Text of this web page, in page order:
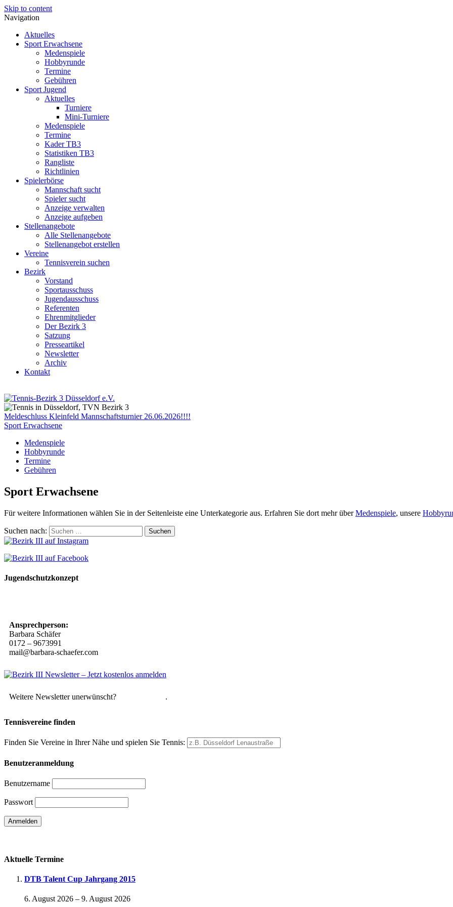
Skip to content
Navigation
Aktuelles
Sport Erwachsene
Medenspiele
Hobbyrunde
Termine
Gebühren
Sport Jugend
Aktuelles
Turniere
Mini-Turniere
Medenspiele
Termine
Kader TB3
Statistiken TB3
Rangliste
Richtlinien
Spielerbörse
Mannschaft sucht
Spieler sucht
Anzeige verwalten
Anzeige aufgeben
Stellenangebote
Alle Stellenangebote
Stellenangebot erstellen
Vereine
Tennisverein suchen
Bezirk
Vorstand
Sportausschuss
Jugendausschuss
Referenten
Ehrenmitglieder
Der Bezirk 3
Satzung
Presseartikel
Newsletter
Archiv
Kontakt
Meldeschluss Kleinfeld Mannschaftsturnier 26.06.2026!!!!
Sport Erwachsene
Medenspiele
Hobbyrunde
Termine
Gebühren
Sport Erwachsene
Für weitere Informationen wählen Sie in der Seitenleiste eine Unterkategorie aus. Erfahren Sie dort mehr überMedenspiele, unsere
Suchen nach:
Jugendschutzkonzept
Ansprechperson:
Barbara Schäfer
0172 – 9673991
mail@barbara-schaefer.com
Weitere Newsletter unerwünscht? .
Tennisvereine finden
Finden Sie Vereine in Ihrer Nähe und spielen Sie Tennis:
Benutzeranmeldung
Benutzername
Passwort
Aktuelle Termine
DTB Talent Cup Jahrgang 2015
6. August 2026 – 9. August 2026